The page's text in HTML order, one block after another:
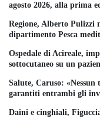
agosto 2026, alla prima
Regione, Alberto Pulizzi
dipartimento Pesca
Ospedale di Acireale,
sottocutaneo su un
Salute, Caruso: «Nessun
garantiti entrambi gli
Daini e cinghiali,